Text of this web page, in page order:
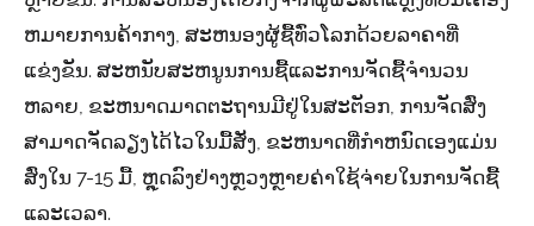
ຫມາຍການຄ້າກາງ, ສະຫນອງຜູ້ຊື້ທົ່ວໂລກດ້ວຍລາຄາທີ່
ແຂ່ງຂັນ. ສະຫນັບສະຫນູນການຊື້ແລະການຈັດຊື້ຈໍານວນ
ຫລາຍ, ຂະຫນາດມາດຕະຖານມີຢູ່ໃນສະຕັອກ, ການຈັດສົ່ງ
ສາມາດຈັດລຽງໄດ້ໄວໃນມື້ສັ່ງ, ຂະຫນາດທີ່ກໍາຫນົດເອງແມ່ນ
ສົ່ງໃນ 7-15 ມື້, ຫຼຸດລົງຢ່າງຫຼວງຫຼາຍຄ່າໃຊ້ຈ່າຍໃນການຈັດຊື້
ແລະເວລາ.